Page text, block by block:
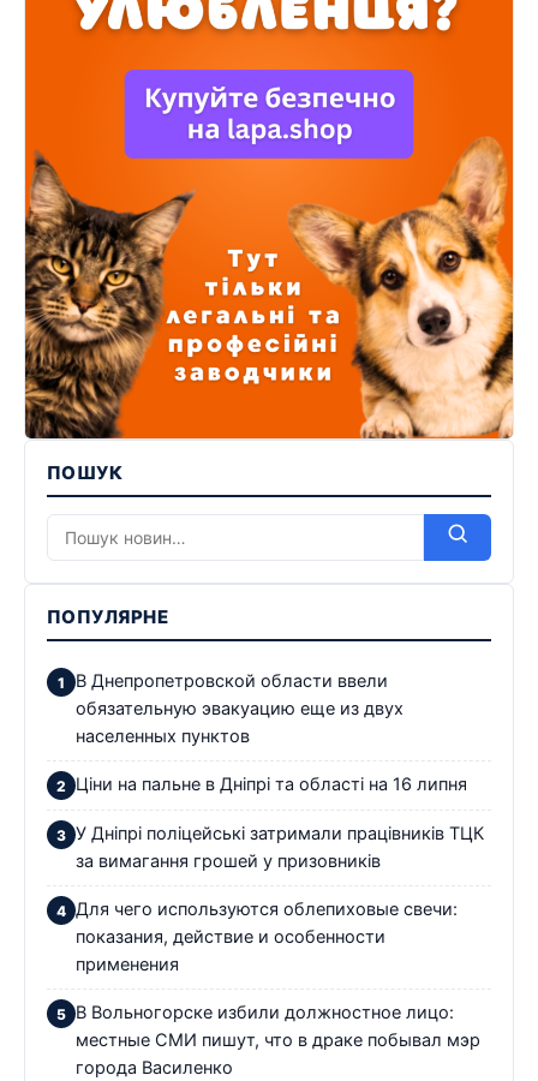
ПОШУК
ПОПУЛЯРНЕ
В Днепропетровской области ввели
обязательную эвакуацию еще из двух
населенных пунктов
Ціни на пальне в Дніпрі та області на 16 липня
У Дніпрі поліцейські затримали працівників ТЦК
за вимагання грошей у призовників
Для чего используются облепиховые свечи:
показания, действие и особенности
применения
В Вольногорске избили должностное лицо:
местные СМИ пишут, что в драке побывал мэр
города Василенко